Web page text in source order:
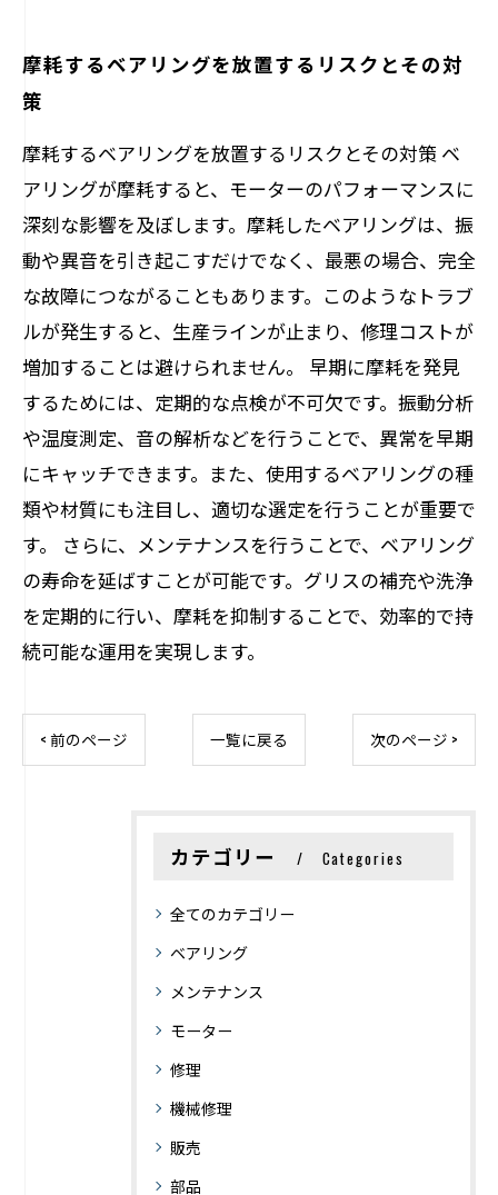
摩耗するベアリングを放置するリスクとその対
策
摩耗するベアリングを放置するリスクとその対策 ベ
アリングが摩耗すると、モーターのパフォーマンスに
深刻な影響を及ぼします。摩耗したベアリングは、振
動や異音を引き起こすだけでなく、最悪の場合、完全
な故障につながることもあります。このようなトラブ
ルが発生すると、生産ラインが止まり、修理コストが
増加することは避けられません。 早期に摩耗を発見
するためには、定期的な点検が不可欠です。振動分析
や温度測定、音の解析などを行うことで、異常を早期
にキャッチできます。また、使用するベアリングの種
類や材質にも注目し、適切な選定を行うことが重要で
す。 さらに、メンテナンスを行うことで、ベアリング
の寿命を延ばすことが可能です。グリスの補充や洗浄
を定期的に行い、摩耗を抑制することで、効率的で持
続可能な運用を実現します。
< 前のページ 一覧に戻る 次のページ >
カテゴリー Categories
全てのカテゴリー
ベアリング
メンテナンス
モーター
修理
機械修理
販売
部品